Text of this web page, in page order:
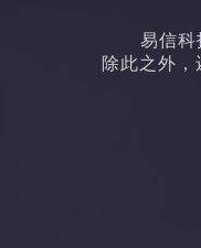
易信科
除此之外